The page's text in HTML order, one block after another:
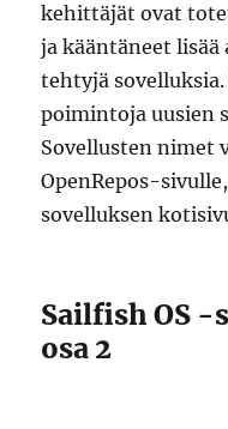
kehittäjät ovat
ja kääntäneet
tehtyjä
poimintoja uusien
Sovellusten nimet
OpenRepos-
sovelluksen
Sailfish OS
osa 2